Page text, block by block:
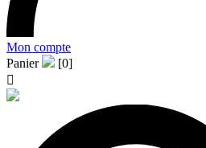
Mon compte
Panier
[0]
